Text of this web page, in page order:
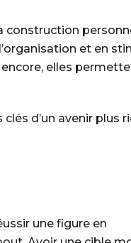
construction
et en
elles
d’un avenir plus
une figure en